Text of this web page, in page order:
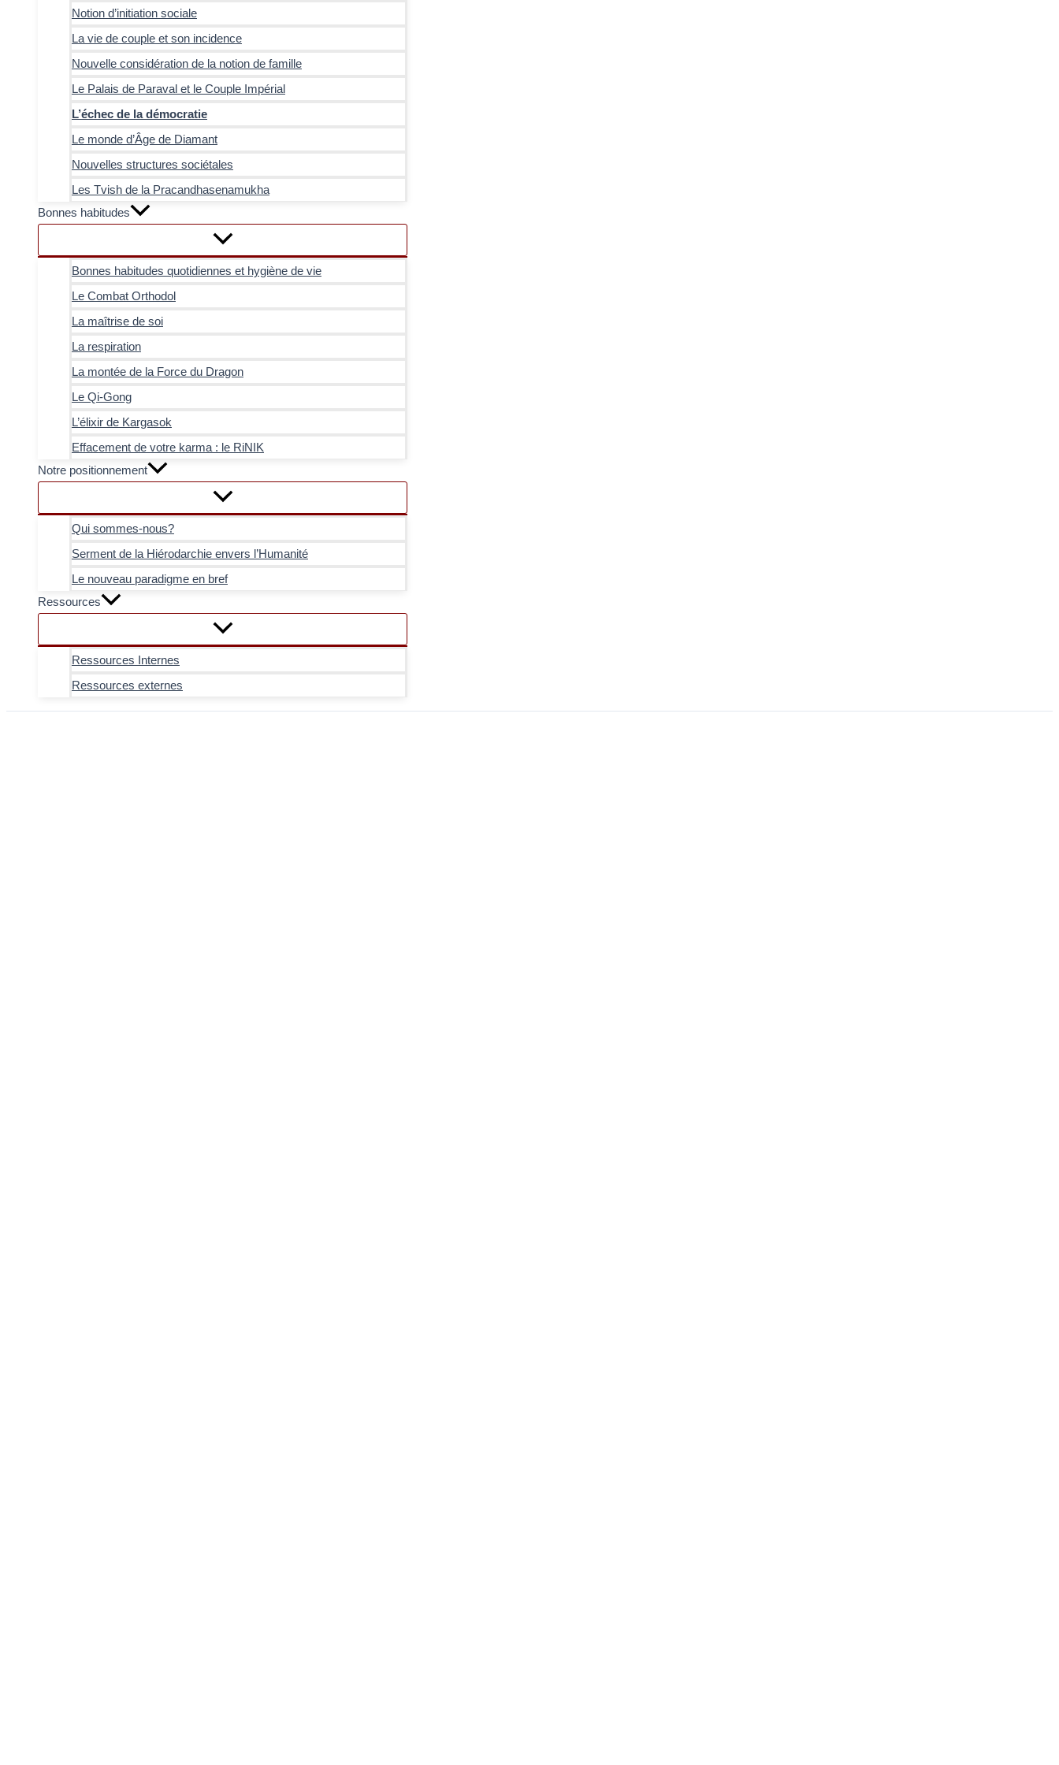
Notion d’initiation sociale
La vie de couple et son incidence
Nouvelle considération de la notion de famille
Le Palais de Paraval et le Couple Impérial
L’échec de la démocratie
Le monde d’Âge de Diamant
Nouvelles structures sociétales
Les Tvish de la Pracandhasenamukha
Bonnes habitudes
Bonnes habitudes quotidiennes et hygiène de vie
Le Combat Orthodol
La maîtrise de soi
La respiration
La montée de la Force du Dragon
Le Qi-Gong
L’élixir de Kargasok
Effacement de votre karma : le RiNIK
Notre positionnement
Qui sommes-nous?
Serment de la Hiérodarchie envers l’Humanité
Le nouveau paradigme en bref
Ressources
Ressources Internes
Ressources externes